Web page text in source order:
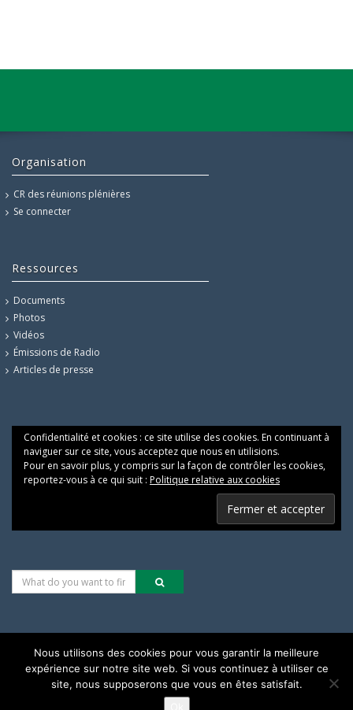
Organisation
CR des réunions plénières
Se connecter
Ressources
Documents
Photos
Vidéos
Émissions de Radio
Articles de presse
Confidentialité et cookies : ce site utilise des cookies. En continuant à
naviguer sur ce site, vous acceptez que nous en utilisions.
Pour en savoir plus, y compris sur la façon de contrôler les cookies,
reportez-vous à ce qui suit : Politique relative aux cookies
Les alternatives pour une justice climatique & sociale
Nous utilisons des cookies pour vous garantir la meilleure
expérience sur notre site web. Si vous continuez à utiliser ce
site, nous supposerons que vous en êtes satisfait.